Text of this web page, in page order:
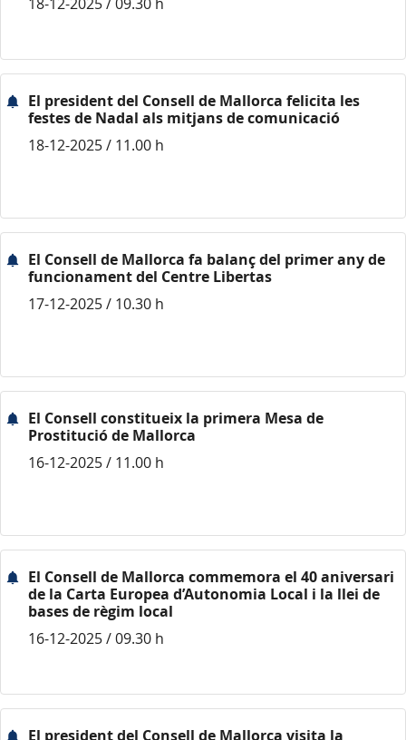
El president del Consell de Mallorca felicita les
festes de Nadal als mitjans de comunicació
18-12-2025 / 11.00 h
El Consell de Mallorca fa balanç del primer any de
funcionament del Centre Libertas
17-12-2025 / 10.30 h
El Consell constitueix la primera Mesa de
Prostitució de Mallorca
16-12-2025 / 11.00 h
El Consell de Mallorca commemora el 40 aniversari
de la Carta Europea d’Autonomia Local i la llei de
bases de règim local
16-12-2025 / 09.30 h
El president del Consell de Mallorca visita la